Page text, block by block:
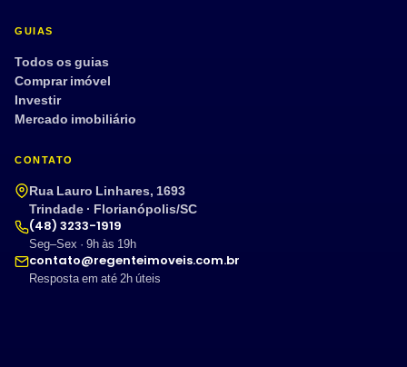
GUIAS
Todos os guias
Comprar imóvel
Investir
Mercado imobiliário
CONTATO
Rua Lauro Linhares, 1693
Trindade · Florianópolis/SC
(48) 3233-1919
Seg–Sex · 9h às 19h
contato@regenteimoveis.com.br
Resposta em até 2h úteis